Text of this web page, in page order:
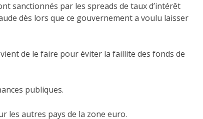
sanctionnés par les spreads de taux d’intérêt
dès lors que ce gouvernement a voulu laisser
de le faire pour éviter la faillite des fonds de
publiques.
les autres pays de la zone euro.